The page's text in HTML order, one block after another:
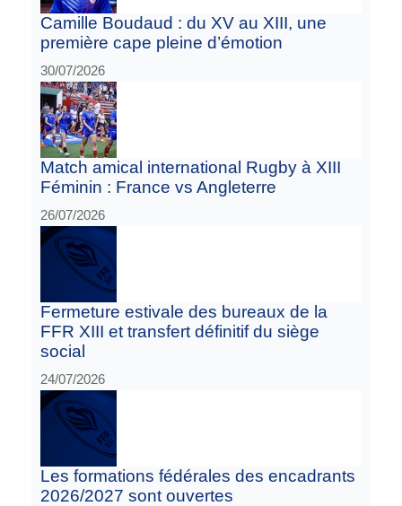
Camille Boudaud : du XV au XIII, une
première cape pleine d’émotion
30/07/2026
Match amical international Rugby à XIII
Féminin : France vs Angleterre
26/07/2026
Fermeture estivale des bureaux de la
FFR XIII et transfert définitif du siège
social
24/07/2026
Les formations fédérales des encadrants
2026/2027 sont ouvertes